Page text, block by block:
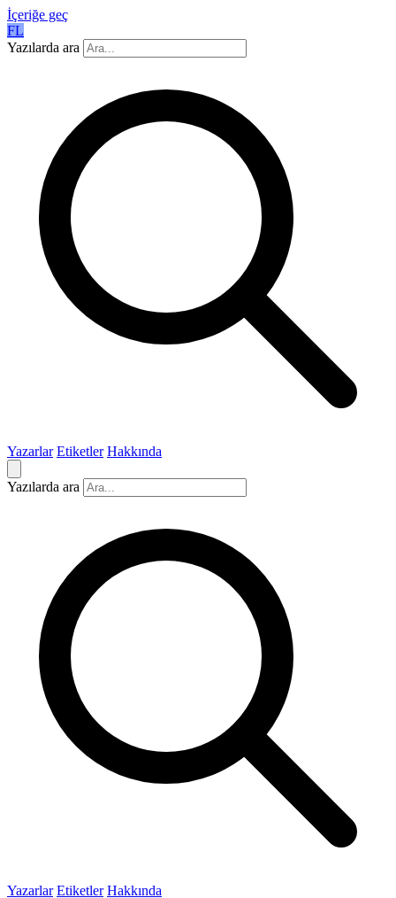
İçeriğe geç
FL
Yazılarda ara
Yazarlar Etiketler Hakkında
Yazılarda ara
Yazarlar Etiketler Hakkında